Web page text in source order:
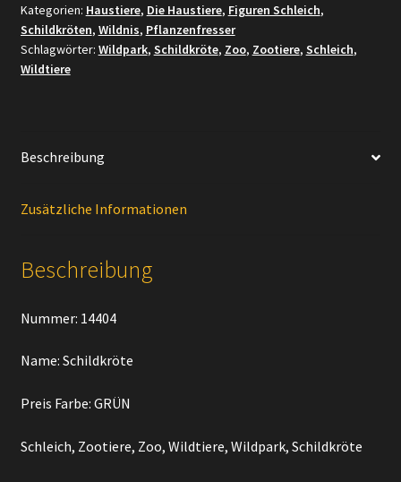
Haustiere
–
Nr.
4/16]
Kategorien: Haustiere, Die Haustiere, Figuren Schleich,
Schildkröten, Wildnis, Pflanzenfresser
Schlagwörter: Wildpark, Schildkröte, Zoo, Zootiere, Schleich,
Wildtiere
Beschreibung
Zusätzliche Informationen
Beschreibung
Nummer: 14404
Name: Schildkröte
Preis Farbe: GRÜN
Schleich, Zootiere, Zoo, Wildtiere, Wildpark, Schildkröte